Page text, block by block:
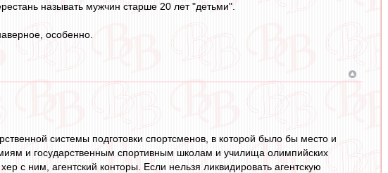
называть мужчин старше 20 лет "детьми".
особенно.
системы подготовки спортсменов, в которой было бы место и
и государственным спортивным школам и училища олимпийских
с ним, агентский конторы. Если нельзя ликвидировать агентскую